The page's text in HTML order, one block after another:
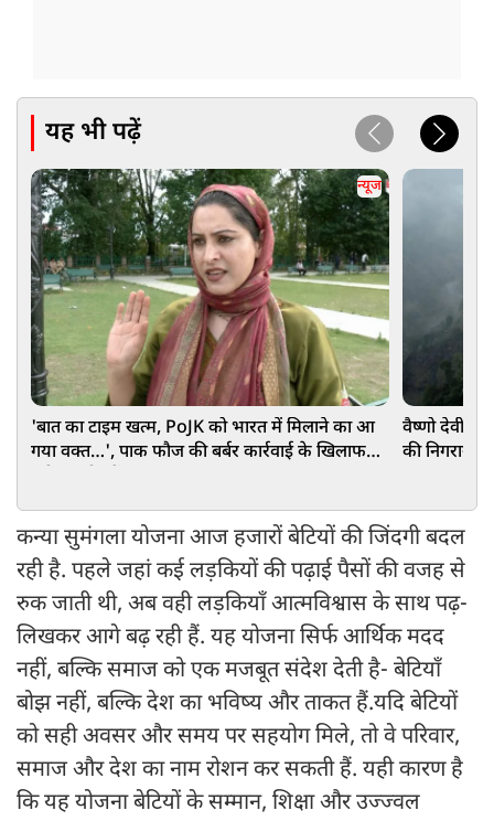
यह भी पढ़ें
न्यूज
'बात का टाइम खत्म, PoJK को भारत में मिलाने का आ
गया वक्त…', पाक फौज की बर्बर कार्रवाई के खिलाफ
वैष्णो देवी
की निगरानी
कन्या सुमंगला योजना आज हजारों बेटियों की जिंदगी बदल
रही है. पहले जहां कई लड़कियों की पढ़ाई पैसों की वजह से
रुक जाती थी, अब वही लड़कियाँ आत्मविश्वास के साथ पढ़-
लिखकर आगे बढ़ रही हैं. यह योजना सिर्फ आर्थिक मदद
नहीं, बल्कि समाज को एक मजबूत संदेश देती है- बेटियाँ
बोझ नहीं, बल्कि देश का भविष्य और ताकत हैं. यदि बेटियों
को सही अवसर और समय पर सहयोग मिले, तो वे परिवार,
समाज और देश का नाम रोशन कर सकती हैं. यही कारण है
कि यह योजना बेटियों के सम्मान, शिक्षा और उज्ज्वल